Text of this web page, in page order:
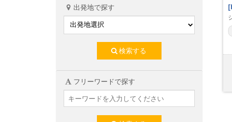
出発地で探す
検索する
フリーワードで探す